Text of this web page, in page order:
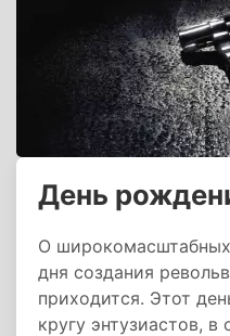
День
О широкомасштабных
дня создания
приходится. Этот
кругу энтузиастов, в